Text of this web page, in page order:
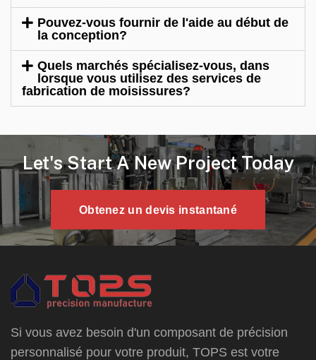
Pouvez-vous fournir de l'aide au début de
la conception?
Quels marchés spécialisez-vous, dans
lorsque vous utilisez des services de
fabrication de moisissures?
Let's Start A New Project Today
Obtenez un devis instantané
Si vous avez besoin d'un composant de précision
personnalisé pour votre produit, TOPS est votre